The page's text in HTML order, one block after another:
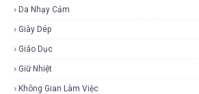
Da Nhạy Cảm
Giày Dép
Giáo Dục
Giữ Nhiệt
Không Gian Làm Việc